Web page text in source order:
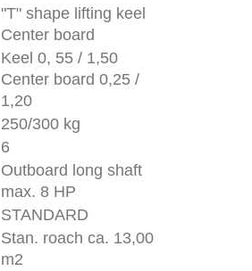
"T" shape lifting keel
Center board
Keel 0, 55 / 1,50
Center board 0,25 /
1,20
250/300 kg
6
Outboard long shaft
max. 8 HP
STANDARD
Stan. roach ca. 13,00
m2